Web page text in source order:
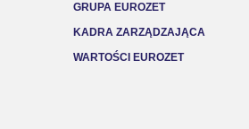
GRUPA EUROZET
KADRA ZARZĄDZAJĄCA
WARTOŚCI EUROZET